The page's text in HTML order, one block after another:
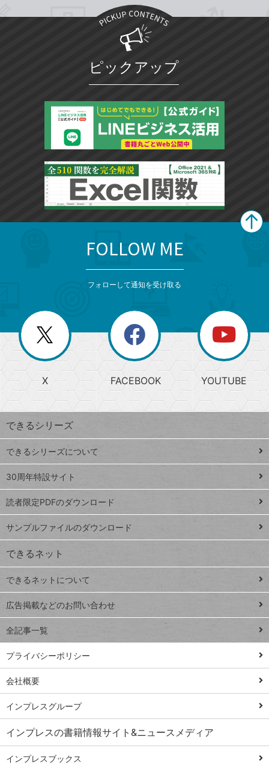
ピックアップ
じ
る
search
検
索
上
昇
ワ
ー
ド
Google
スプレ
ッドシ
ート
iPhone
VLOOKUP
close
閉じ
る
閉
じ
る
ー
か
ら
探
す
ト
ッ
プ
ペ
ジ
連載
Excel Q&A
トイアンナ流仕
事術
PowerAutomate
ではじめる業務
の完全自動化
AI議事録作成術
Windows 11
Q&A
Teams踏み込み
活用術
FOLLOW ME
フォローして通知を受け取る
X FACEBOOK YOUTUBE
できるシリーズ
できるシリーズについて
30周年特設サイト
読者限定PDFのダウンロード
サンプルファイルのダウンロード
できるネット
できるネットについて
広告掲載などのお問い合わせ
全記事一覧
プライバシーポリシー
会社概要
インプレスグループ
インプレスの書籍情報サイト&ニュースメディア
インプレスブックス